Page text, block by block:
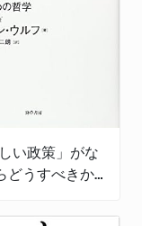
しい政策」がな
どうすべきか: